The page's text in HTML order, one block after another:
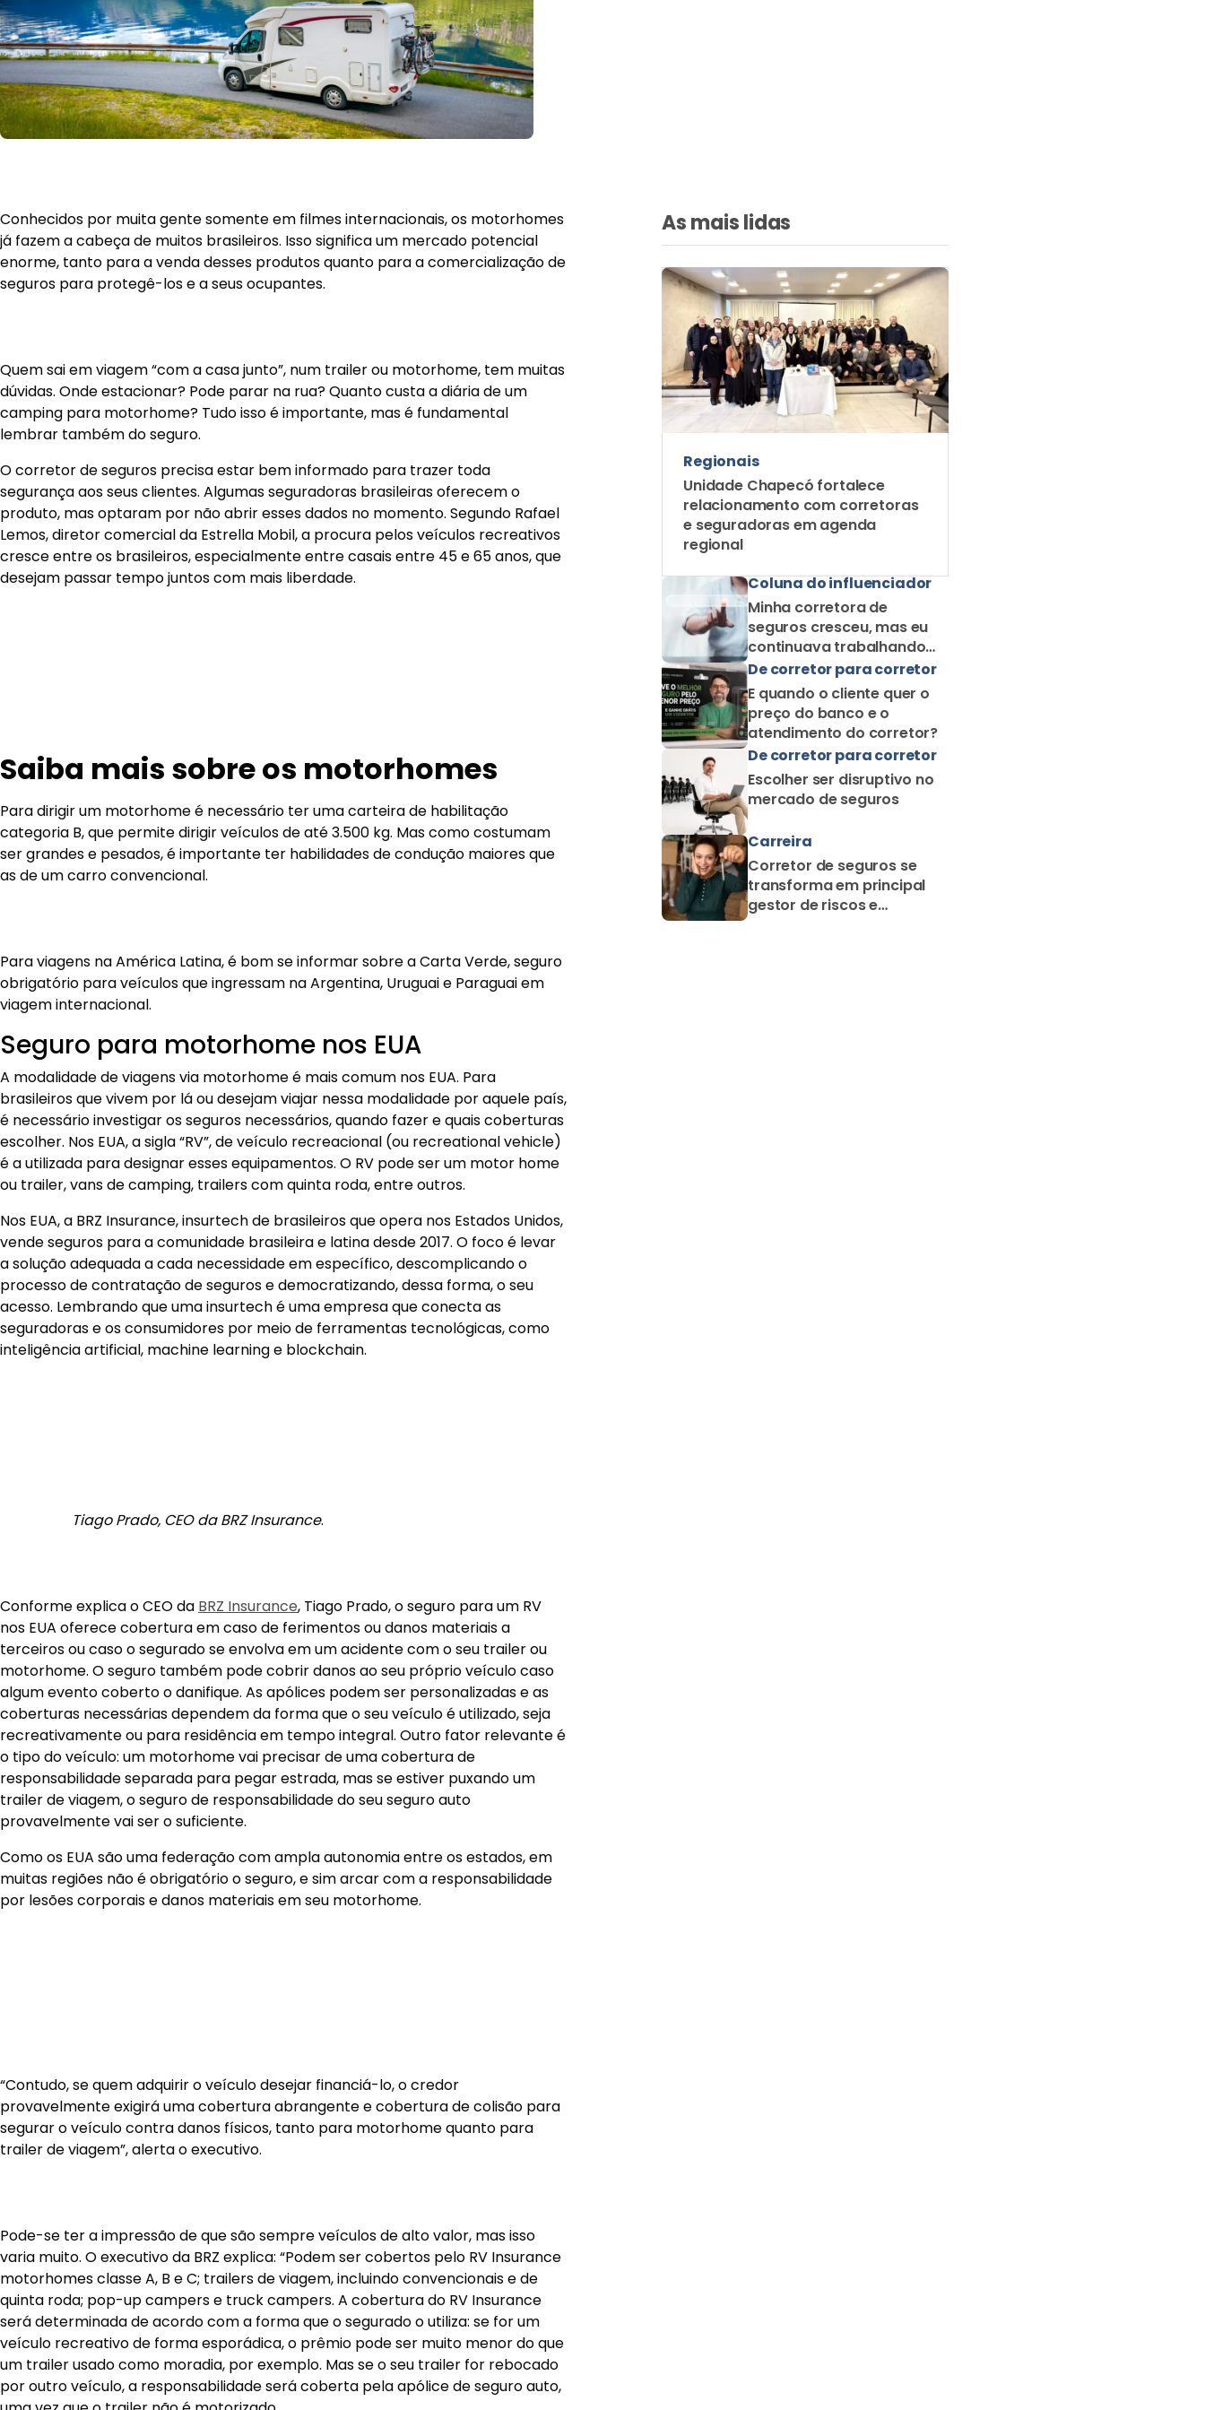
Conhecidos por muita gente somente em filmes internacionais, os motorhomes
já fazem a cabeça de muitos brasileiros. Isso significa um mercado potencial
enorme, tanto para a venda desses produtos quanto para a comercialização de
seguros para protegê-los e a seus ocupantes.
Quem sai em viagem “com a casa junto”, num trailer ou motorhome, tem muitas
dúvidas. Onde estacionar? Pode parar na rua? Quanto custa a diária de um
camping para motorhome? Tudo isso é importante, mas é fundamental
lembrar também do seguro.
O corretor de seguros precisa estar bem informado para trazer toda
segurança aos seus clientes. Algumas seguradoras brasileiras oferecem o
produto, mas optaram por não abrir esses dados no momento. Segundo Rafael
Lemos, diretor comercial da Estrella Mobil, a procura pelos veículos recreativos
cresce entre os brasileiros, especialmente entre casais entre 45 e 65 anos, que
desejam passar tempo juntos com mais liberdade.
Saiba mais sobre os motorhomes
Para dirigir um motorhome é necessário ter uma carteira de habilitação
categoria B, que permite dirigir veículos de até 3.500 kg. Mas como costumam
ser grandes e pesados, é importante ter habilidades de condução maiores que
as de um carro convencional.
Para viagens na América Latina, é bom se informar sobre a Carta Verde, seguro
obrigatório para veículos que ingressam na Argentina, Uruguai e Paraguai em
viagem internacional.
Seguro para motorhome nos EUA
A modalidade de viagens via motorhome é mais comum nos EUA. Para
brasileiros que vivem por lá ou desejam viajar nessa modalidade por aquele país,
é necessário investigar os seguros necessários, quando fazer e quais coberturas
escolher. Nos EUA, a sigla “RV”, de veículo recreacional (ou recreational vehicle)
é a utilizada para designar esses equipamentos. O RV pode ser um motor home
ou trailer, vans de camping, trailers com quinta roda, entre outros.
Nos EUA, a BRZ Insurance, insurtech de brasileiros que opera nos Estados Unidos,
vende seguros para a comunidade brasileira e latina desde 2017. O foco é levar
a solução adequada a cada necessidade em específico, descomplicando o
processo de contratação de seguros e democratizando, dessa forma, o seu
acesso. Lembrando que uma insurtech é uma empresa que conecta as
seguradoras e os consumidores por meio de ferramentas tecnológicas, como
inteligência artificial, machine learning e blockchain.
Conforme explica o CEO daBRZ Insurance, Tiago Prado, o seguro para um RV
nos EUA oferece cobertura em caso de ferimentos ou danos materiais a
terceiros ou caso o segurado se envolva em um acidente com o seu trailer ou
recreativamente ou para residência em tempo integral. Outro fator relevante é
o tipo do veículo: um motorhome vai precisar de uma cobertura de
responsabilidade separada para pegar estrada, mas se estiver puxando um
trailer de viagem, o seguro de responsabilidade do seu seguro auto
provavelmente vai ser o suficiente.
Como os EUA são uma federação com ampla autonomia entre os estados, em
muitas regiões não é obrigatório o seguro, e sim arcar com a responsabilidade
por lesões corporais e danos materiais em seu motorhome.
As mais lidas
Regionais
Unidade Chapecó fortalece
relacionamento com corretoras
e seguradoras em agenda
regional
Coluna do influenciador
Minha corretora de
seguros cresceu, mas eu
continuava trabalhando
como corretor solo
De corretor para corretor
E quando o cliente quer o
preço do banco e o
atendimento do corretor?
De corretor para corretor
Escolher ser disruptivo no
mercado de seguros
Carreira
Corretor de seguros se
transforma em principal
gestor de riscos e